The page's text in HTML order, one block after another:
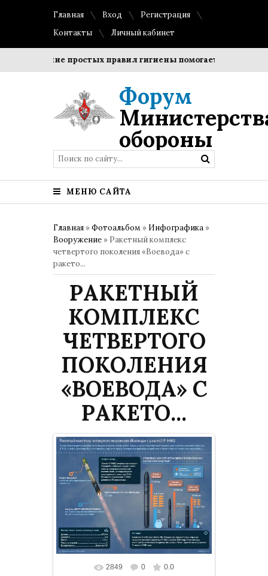
Главная Вход
Регистрация
Контакты
Личный кабинет
простых правил гигиены помогает сохранить
Форум
обороны
МЕНЮ САЙТА
Главная »Фотоальбом » Инфографика »
Вооружение » Ракетный комплекс
четвертого поколения «Воевода» с
ракето...
РАКЕТНЫЙ
КОМПЛЕКС
ЧЕТВЕРТОГО
ПОКОЛЕНИЯ
«ВОЕВОДА» С
РАКЕТО...
В реальном размере 1000x750
2849 0 0.0